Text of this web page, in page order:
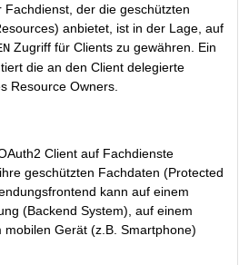
Fachdienst, der die geschützten
anbietet, ist in der Lage, auf
Zugriff für Clients zu gewähren. Ein
die an den Client delegierte
Resource Owners.
Client auf Fachdienste
geschützten Fachdaten (Protected
kann auf einem
(Backend System), auf einem
mobilen Gerät (z.B. Smartphone)